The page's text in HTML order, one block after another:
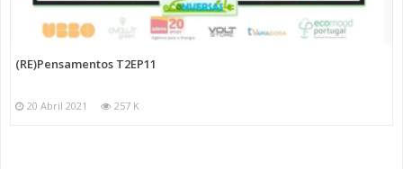
(RE)Pensamentos T2EP11
20 Abril 2021 257 K